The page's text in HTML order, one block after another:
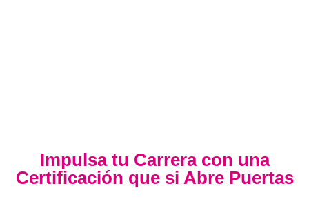
Impulsa tu Carrera con una
Certificación que si Abre Puertas